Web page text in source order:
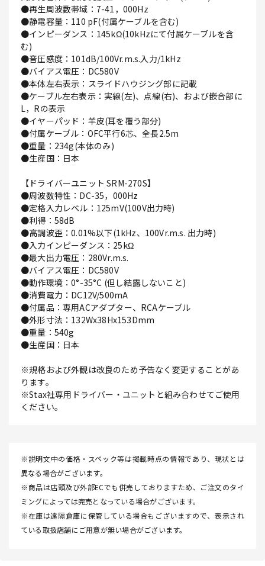
●再生周波数帯域：7-41，000Hz
●静電容量：110 pF(付属ケーブルを含む)
●インピーダンス：145kΩ(10kHzにて付属ケーブルを含
む)
●音圧感度：101dB/100Vr.m.s.入力/1kHz
●バイアス電圧：DC580V
●本体左右表示：スライドハウジング部に記載
●ケーブル左右表示：実線(左)、点線(右)、および嵌合部に
L，Rの表示
●イヤーパッド：羊皮(耳を覆う部分)
●付属ケーブル：OFC平行6芯、全長2.5m
●重量：234g(本体のみ)
●生産国：日本
【ドライバーユニット SRM-270S】
●周波数特性：DC-35，000Hz
●定格入力レベル：125mV(100V出力時)
●利得：58dB
●高調波歪：0.01%以下(1kHz、100Vr.m.s. 出力時)
●入力インピーダンス：25kΩ
●最大出力電圧：280Vr.m.s.
●バイアス電圧：DC580V
●動作環境：0°-35°C (但し結露しないこと)
●消費電力：DC12V/500mA
●付属品：専用ACアダプター、RCAケーブル
●外形寸法：132Wx38Hx153Dmm
●重量：540g
●生産国：日本
※規格および外観は改良のため予告なく変更することがあ
ります。
※Stax社専用ドライバー・ユニットと組み合わせてご使用
ください。
※説明文中の価格・スペック等は掲載時点の情報であり、現状とは
異なる場合がございます。
※商品は店頭及び外部ECでも併売しておりますため、ご注文のタイ
ミングによっては完売となっている場合がございます。
※在庫は遠隔倉庫に保管している場合もございますので、表示され
ている取扱店舗にご用意が無い場合がございます。